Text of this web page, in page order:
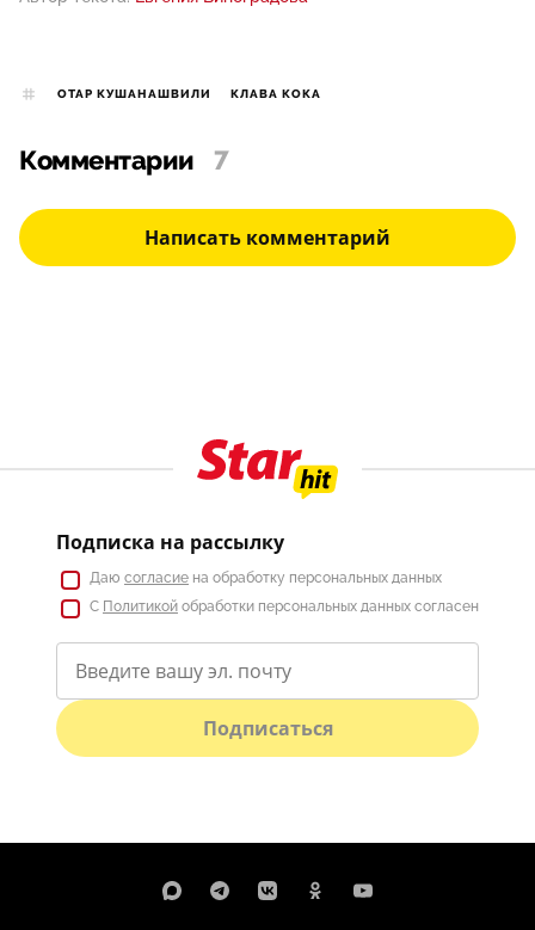
ОТАР КУШАНАШВИЛИ КЛАВА КОКА
Комментарии 7
Написать комментарий
Подписка на рассылку
Даю согласие на обработку персональных данных
С Политикой обработки персональных данных согласен
Подписаться